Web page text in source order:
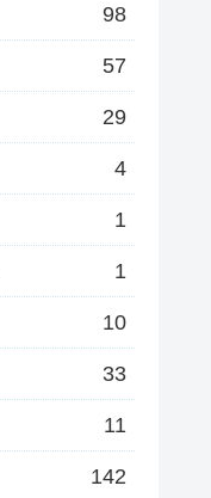
98
57
29
4
1
1
10
33
11
142